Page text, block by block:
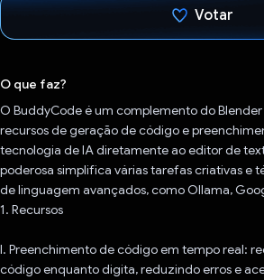
Votar
O que faz?
O BuddyCode é um complemento do
recursos de geração de código e
tecnologia de IA diretamente ao editor de
poderosa simplifica várias tarefas criativas e
de linguagem avançados, como Ollama,
1. Recursos
I. Preenchimento de código em tempo real:
código enquanto digita, reduzindo erros e